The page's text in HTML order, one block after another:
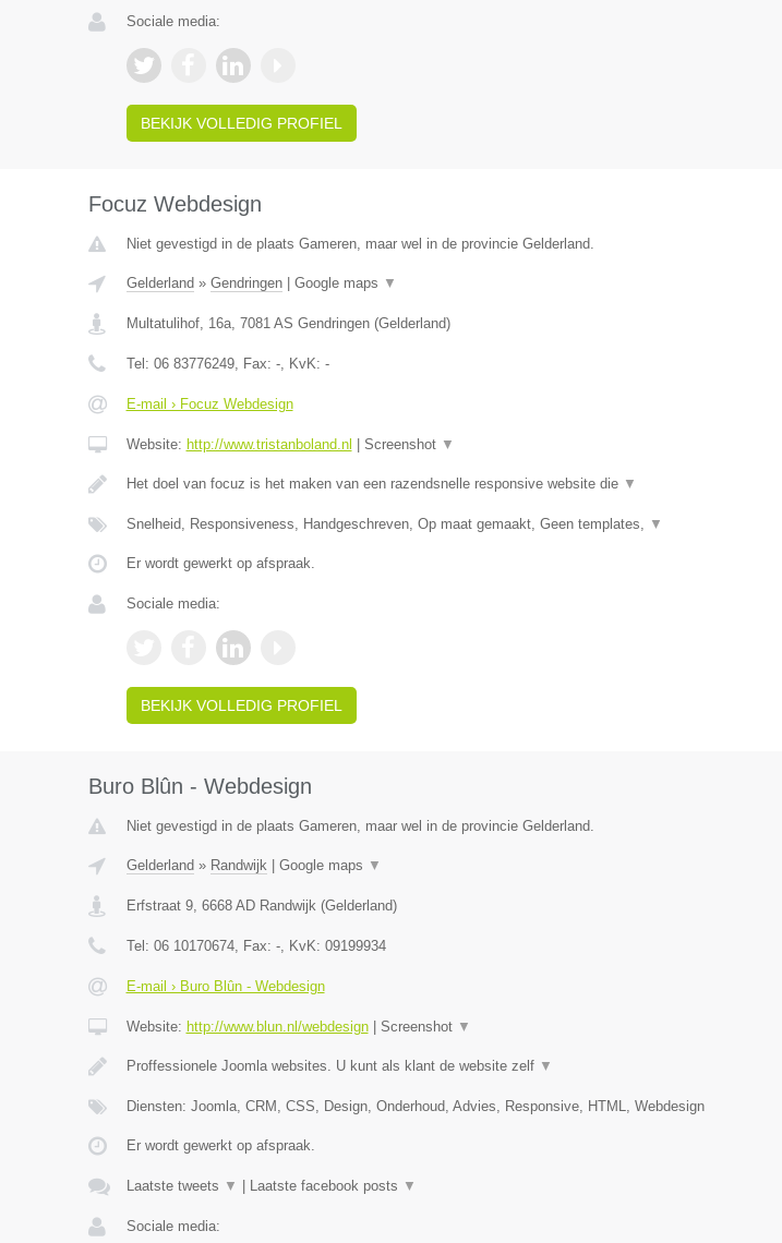
Sociale media:
BEKIJK VOLLEDIG PROFIEL
Focuz Webdesign
Niet gevestigd in de plaats Gameren, maar wel in de provincie Gelderland.
Gelderland » Gendringen| Google maps ▼
Multatulihof, 16a, 7081 AS Gendringen(Gelderland)
Tel: 06 83776249, Fax: -, KvK: -
E-mail › Focuz Webdesign
Website: http://www.tristanboland.nl Screenshot ▼
Het doel van focuz is het maken van een razendsnelle responsive website die ▼
Snelheid, Responsiveness, Handgeschreven, Op maat gemaakt, Geen templates, ▼
Er wordt gewerkt op afspraak.
Sociale media:
BEKIJK VOLLEDIG PROFIEL
Buro Blûn - Webdesign
Niet gevestigd in de plaats Gameren, maar wel in de provincie Gelderland.
Gelderland » Randwijk| Google maps ▼
Erfstraat 9, 6668 AD Randwijk(Gelderland)
Tel: 06 10170674, Fax: -, KvK: 09199934
E-mail › Buro Blûn - Webdesign
Website: http://www.blun.nl/webdesign| Screenshot ▼
Proffessionele Joomla websites. U kunt als klant de website zelf ▼
Diensten: Joomla, CRM, CSS, Design, Onderhoud, Advies, Responsive, HTML, Webdesign
Er wordt gewerkt op afspraak.
Laatste tweets ▼ Laatste facebook posts ▼
Sociale media: